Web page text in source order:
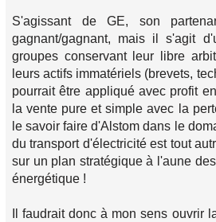
S'agissant de GE, son
gagnant/gagnant, mais il s'agit
groupes conservant leur libre
leurs actifs immatériels (brevets,
pourrait être appliqué avec profit
la vente pure et simple avec la
le savoir faire d'Alstom dans le
du transport d'électricité est tout
sur un plan stratégique à l'aune
énergétique !
Il faudrait donc à mon sens ouvrir